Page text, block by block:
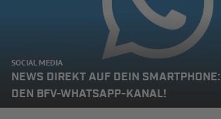
SOCIAL MEDIA
NEWS DIREKT AUF DEIN
DEN BFV-WHATSAPP-KANAL!